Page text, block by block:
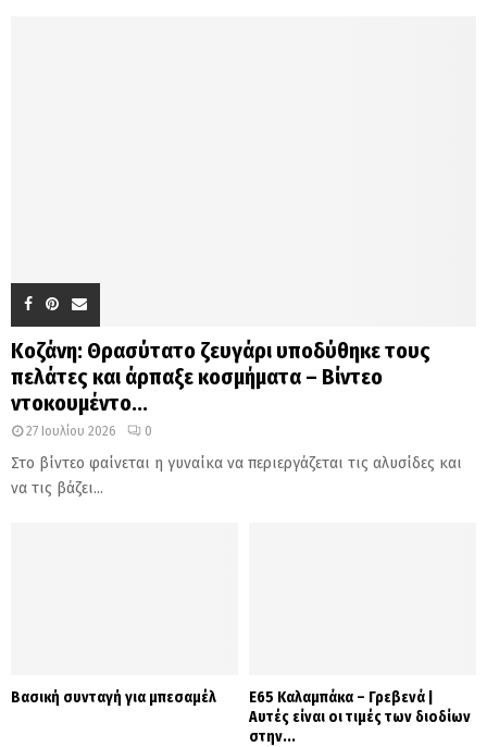
Κοζάνη: Θρασύτατο ζευγάρι υποδύθηκε τους
πελάτες και άρπαξε κοσμήματα – Βίντεο
ντοκουμέντο...
27 Ιουλίου 2026 0
Στο βίντεο φαίνεται η γυναίκα να περιεργάζεται τις αλυσίδες και
να τις βάζει...
Βασική συνταγή για μπεσαμέλ
Ε65 Καλαμπάκα – Γρεβενά |
Αυτές είναι οι τιμές των διοδίων
στην...